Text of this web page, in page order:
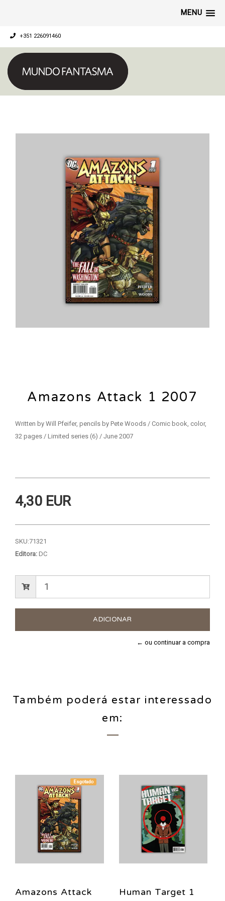
MENU
+351 226091460
Amazons Attack 1 2007
Written by Will Pfeifer, pencils by Pete Woods / Comic book, color,
32 pages / Limited series (6) / June 2007
4,30 EUR
SKU:71321
Editora: DC
← ou continuar a compra
Também poderá estar interessado
em:
Esgotado
Amazons Attack
Human Target 1